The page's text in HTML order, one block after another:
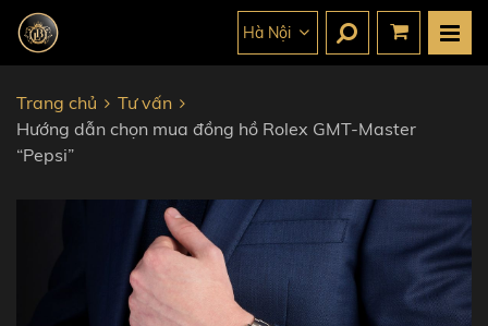
Hà Nội
Trang chủ
Tư vấn
Hướng dẫn chọn mua đồng hồ Rolex GMT-Master
“Pepsi”